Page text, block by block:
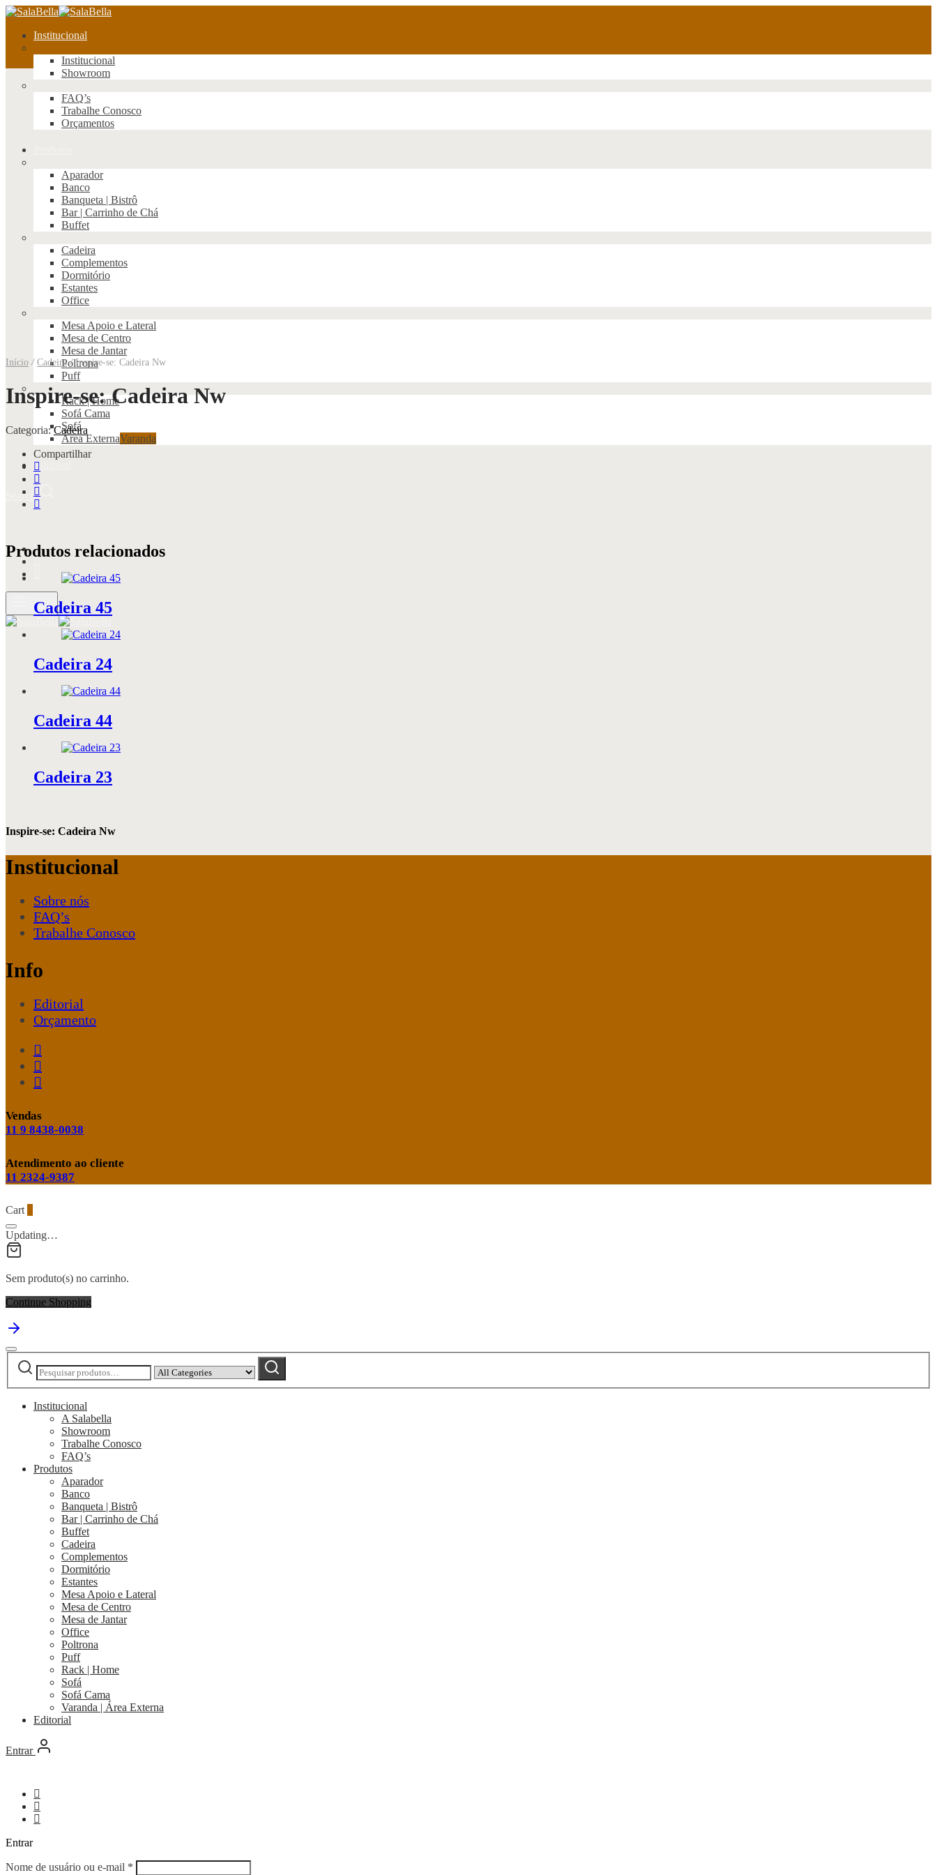
Institucional
Institucional
Showroom
FAQ’s
Trabalhe Conosco
Orçamentos
Aparador
Banco
Banqueta | Bistrô
Bar | Carrinho de Chá
Buffet
Cadeira
Complementos
Dormitório
Estantes
Office
Mesa Apoio e Lateral
Mesa de Centro
Mesa de Jantar
Poltrona
Puff
Rack | Home
Sofá Cama
Sofá
Área ExternaVaranda
Editorial
Search
Menu
Início / Cadeira /Inspire-se: Cadeira Nw
Inspire-se: Cadeira Nw
Categoria:Cadeira
Compartilhar
Produtos relacionados
Cadeira 45
Cadeira 24
Cadeira 44
Cadeira 23
Inspire-se: Cadeira Nw
Institucional
Sobre nós
FAQ’s
Trabalhe Conosco
Info
Editorial
Orçamento
Vendas
11 9 8438-0038
Atendimento ao cliente
11 2324-9387
Cart
Updating…
Sem produto(s) no carrinho.
Continue Shopping
Pesquisar
por:
by
category:
Pesquisar
Institucional
A Salabella
Showroom
Trabalhe Conosco
FAQ’s
Produtos
Aparador
Banco
Banqueta | Bistrô
Bar | Carrinho de Chá
Buffet
Cadeira
Complementos
Dormitório
Estantes
Mesa Apoio e Lateral
Mesa de Centro
Mesa de Jantar
Office
Poltrona
Puff
Rack | Home
Sofá
Sofá Cama
Varanda | Área Externa
Editorial
Entrar
Entrar
Nome de usuário ou e-mail * Obrigatório